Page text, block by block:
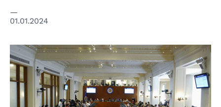
01.01.2024
© OAS - Organizzazione degli Stati Americani